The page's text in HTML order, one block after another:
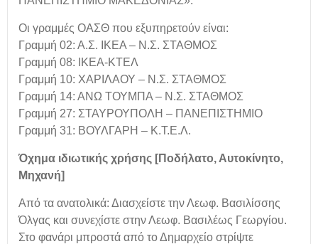
Οι γραμμές ΟΑΣΘ που εξυπηρετούν είναι:
Γραμμή 02: Α.Σ. ΙΚΕΑ – Ν.Σ. ΣΤΑΘΜΟΣ
Γραμμή 08: ΙΚΕΑ-ΚΤΕΛ
Γραμμή 10: ΧΑΡΙΛΑΟΥ – Ν.Σ. ΣΤΑΘΜΟΣ
Γραμμή 14: ΑΝΩ ΤΟΥΜΠΑ – Ν.Σ. ΣΤΑΘΜΟΣ
Γραμμή 27: ΣΤΑΥΡΟΥΠΟΛΗ – ΠΑΝΕΠΙΣΤΗΜΙΟ
Γραμμή 31: ΒΟΥΛΓΑΡΗ – Κ.Τ.Ε.Λ.
Όχημα ιδιωτικής χρήσης [Ποδήλατο, Αυτοκίνητο,
Μηχανή]
Από τα ανατολικά: Διασχείστε την Λεωφ. Βασιλίσσης
Όλγας και συνεχίστε στην Λεωφ. Βασιλέως Γεωργίου.
Στο φανάρι μπροστά από το Δημαρχείο στρίψτε